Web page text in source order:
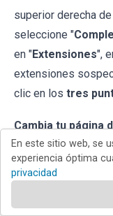
superior derecha
seleccione "
en "Extensiones",
extensiones
clic en los tres
Cambia tu página
En este sitio web, se
experiencia óptima
privacidad